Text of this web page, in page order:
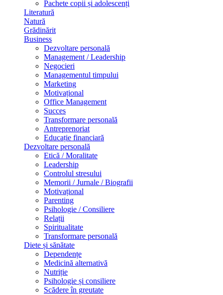
Pachete copii și adolescenți
Literatură
Natură
Grădinărit
Business
Dezvoltare personală
Management / Leadership
Negocieri
Managementul timpului
Marketing
Motivațional
Office Management
Succes
Transformare personală
Antreprenoriat
Educație financiară
Dezvoltare personală
Etică / Moralitate
Leadership
Controlul stresului
Memorii / Jurnale / Biografii
Motivațional
Parenting
Psihologie / Consiliere
Relații
Spiritualitate
Transformare personală
Diete și sănătate
Dependențe
Medicină alternativă
Nutriție
Psihologie și consiliere
Scădere în greutate